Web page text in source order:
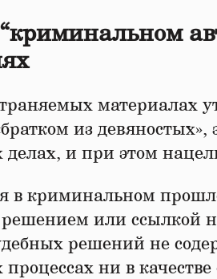
материалах
из
делах, и при этом
в криминальном
или ссылкой
решений не
ни в